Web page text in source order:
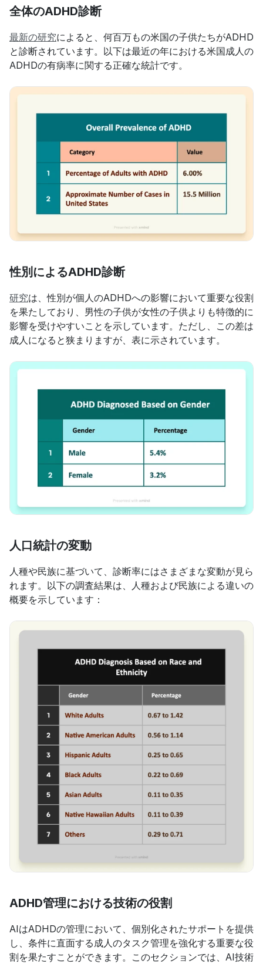
全体のADHD診断
最新の研究によると、何百万もの米国の子供たちがADHD
と診断されています。以下は最近の年における米国成人の
ADHDの有病率に関する正確な統計です。
性別によるADHD診断
研究は、性別が個人のADHDへの影響において重要な役割
を果たしており、男性の子供が女性の子供よりも特徴的に
影響を受けやすいことを示しています。ただし、この差は
成人になると狭まりますが、表に示されています。
人口統計の変動
人種や民族に基づいて、診断率にはさまざまな変動が見ら
れます。以下の調査結果は、人種および民族による違いの
概要を示しています：
ADHD管理における技術の役割
AIはADHDの管理において、個別化されたサポートを提供
し、条件に直面する成人のタスク管理を強化する重要な役
割を果たすことができます。このセクションでは、AI技術